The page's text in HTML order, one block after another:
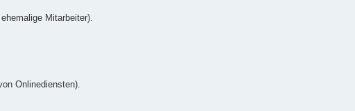
Mitarbeiter).
Onlinediensten).